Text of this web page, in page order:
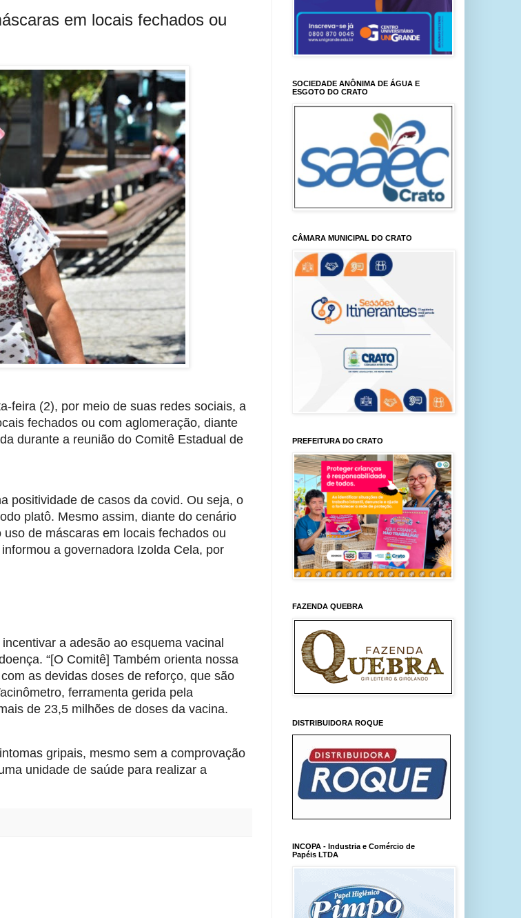
em locais fechados ou
feira (2), por meio de suas redes sociais, a
fechados ou com aglomeração, diante
durante a reunião do Comitê Estadual de
positividade de casos da covid. Ou seja, o
platô. Mesmo assim, diante do cenário
de máscaras em locais fechados ou
a governadora Izolda Cela, por
a adesão ao esquema vacinal
“[O Comitê] Também orienta nossa
as devidas doses de reforço, que são
ferramenta gerida pela
de 23,5 milhões de doses da vacina.
gripais, mesmo sem a comprovação
unidade de saúde para realizar a
SOCIEDADE ANÔNIMA DE ÁGUA E
ESGOTO DO CRATO
CÂMARA MUNICIPAL DO CRATO
PREFEITURA DO CRATO
FAZENDA QUEBRA
DISTRIBUIDORA ROQUE
INCOPA - Industria e Comércio de
Papéis LTDA